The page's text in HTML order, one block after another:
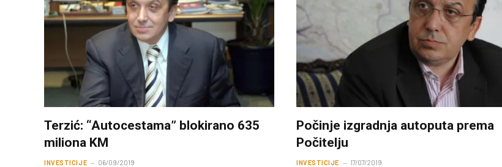
Terzić: “Autocestama” blokirano 635
miliona KM
INVESTICIJE 06/09/2019
Počinje izgradnja autoputa prema
Počitelju
INVESTICIJE 17/07/2019